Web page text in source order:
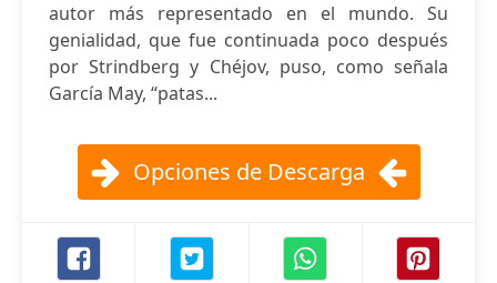
autor más representado en el mundo. Su
genialidad, que fue continuada poco después
por Strindberg y Chéjov, puso, como señala
García May, “patas...
Opciones de Descarga